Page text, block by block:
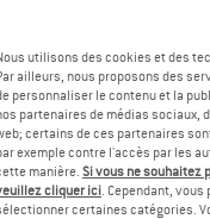
utilisons des cookies et des
ailleurs, nous proposons des
personnaliser le contenu et la
partenaires de médias sociaux,
certains de ces partenaires
exemple contre l'accès par les
manière. Si vous ne souhaitez
cliquer ici. Cependant,
certaines catégories.